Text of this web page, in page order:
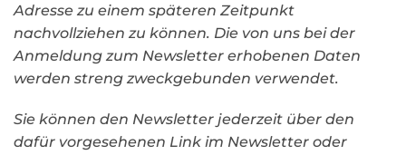
Adresse zu einem späteren Zeitpunkt
nachvollziehen zu können. Die von uns bei der
Anmeldung zum Newsletter erhobenen Daten
werden streng zweckgebunden verwendet.
Sie können den Newsletter jederzeit über den
dafür vorgesehenen Link im Newsletter oder